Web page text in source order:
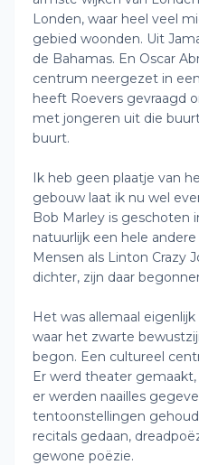
Londen, waar heel veel
gebied woonden. Uit
de Bahamas. En Oscar
centrum neergezet in
heeft Roevers gevraagd
met jongeren uit die
buurt.
Ik heb geen plaatje van
gebouw laat ik nu wel
Bob Marley is geschoten
natuurlijk een hele
Mensen als Linton Crazy
dichter, zijn daar
Het was allemaal
waar het zwarte
begon. Een cultureel
Er werd theater
er werden naailles
tentoonstellingen
recitals gedaan,
gewone poëzie.